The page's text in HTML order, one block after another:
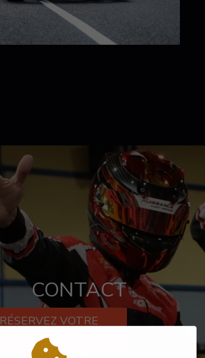
CONTACT
RÉSERVEZ VOTRE
PASSAGE